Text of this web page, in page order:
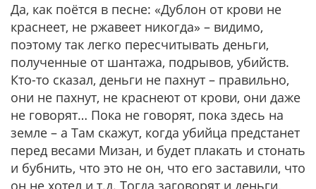
Да, как поётся в песне: «Дублон от крови не
краснеет, не ржавеет никогда» – видимо,
поэтому так легко пересчитывать деньги,
полученные от шантажа, подрывов, убийств.
Кто-то сказал, деньги не пахнут – правильно,
они не пахнут, не краснеют от крови, они даже
не говорят… Пока не говорят, пока здесь на
земле – а Там скажут, когда убийца предстанет
перед весами Мизан, и будет плакать и стонать
и бубнить, что это не он, что его заставили, что
он не хотел и т.д. Тогда заговорят и деньги,